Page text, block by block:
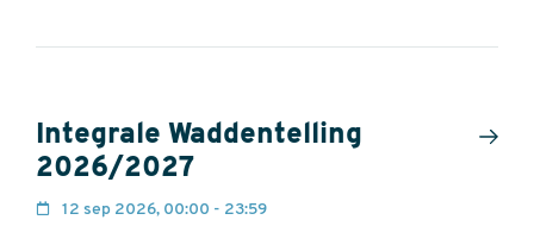
Integrale Waddentelling
2026/2027
12 sep 2026, 00:00 - 23:59